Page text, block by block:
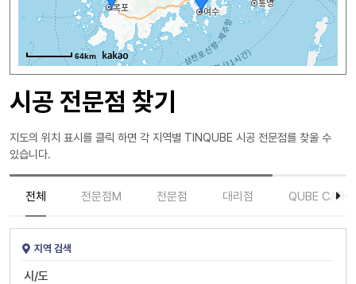
64km
시공 전문점 찾기
지도의 위치 표시를 클릭 하면 각 지역별 TINQUBE 시공 전문점를 찾울 수
있습니다.
전체 전문점M 전문점 대리점 QUBE
지역 검색
시/도